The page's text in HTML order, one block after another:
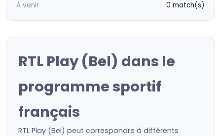
À venir
0 match(s)
RTL Play (Bel) dans le
programme sportif
français
RTL Play (Bel) peut correspondre à différents